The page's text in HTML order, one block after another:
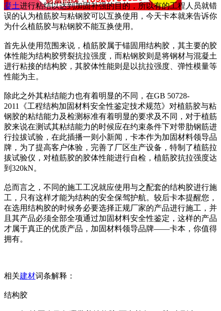
凝土进行粘结以达到加固补强的目的，所以有的工程人员就错
误的认为植筋胶与粘钢胶可以互换使用，今天卡本就来告诉你
为什么植筋胶与粘钢胶不能互换使用。
首先从使用范围来说，植筋胶属于锚固用结构胶，其主要的胶
体性能为结构胶劈裂抗拉强度，而粘钢胶则是将钢材与混凝土
进行粘接的结构胶，其胶体性能则是以抗拉强度、弹性模量等
性能为主。
除此之外其粘结能力也有着明显的不同，在GB 50728-
2011《工程结构加固材料安全性鉴定技术规范》对植筋胶与粘
钢胶的粘结能力及检测标准有着明显的要求及不同，对于植筋
胶来说在测试其粘结能力的时候应在约束条件下对带肋钢筋进
行拉拔试验，在此插播一则小新闻，卡本作为加固材料领导品
牌，为了提高客户体验，完善了厂区生产设备，特制了植筋拉
拔试验仪，对植筋胶的胶体性能进行自检，植筋胶抗拉强度达
到320kN。
总而言之，不同的施工工况就应使用与之配套的结构胶进行施
工，只有这样才能为结构的安全保驾护航。较后卡本提醒您，
在选用结构胶的时候务必要选择正规厂家的产品进行施工，并
且其产品必须全部全项通过加固材料安全性鉴定，这样的产品
才属于真正的优质产品，加固材料领导品牌——卡本，你值得
拥有。
相关建材词条解释：
结构胶